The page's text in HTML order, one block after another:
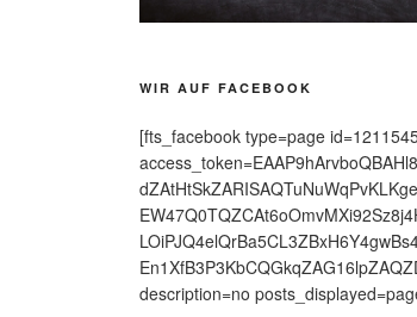
WIR AUF FACEBOOK
[fts_facebook type=page
description=no